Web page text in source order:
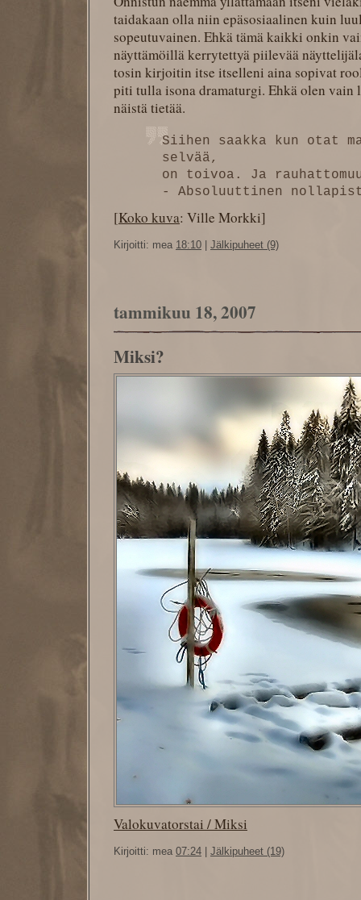
taidakaan olla niin epäsosiaalinen kuin
sopeutuvainen. Ehkä tämä kaikki onkin
näyttämöillä kerrytettyä piilevää
tosin kirjoitin itse itselleni aina sopivat
piti tulla isona dramaturgi. Ehkä olen vain
näistä tietää.
Siihen saakka kun otat
selvää,
on toivoa. Ja
- Absoluuttinen
[Koko kuva: Ville Morkki]
Kirjoitti: mea 18:10 | Jälkipuheet (9)
tammikuu 18, 2007
Miksi?
Valokuvatorstai / Miksi
Kirjoitti: mea 07:24 Jälkipuheet (19)